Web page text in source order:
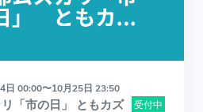
日 00:00〜10月25日 23:50
受付中
「市の日」 ともカズ